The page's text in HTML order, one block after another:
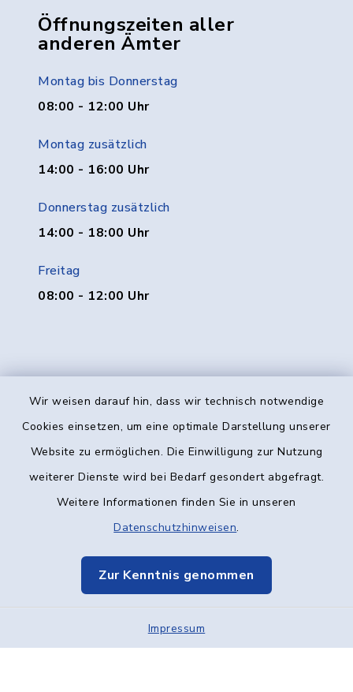
Wir weisen darauf hin, dass wir technisch notwendige
Cookies einsetzen, um eine optimale Darstellung unserer
Website zu ermöglichen. Die Einwilligung zur Nutzung
weiterer Dienste wird bei Bedarf gesondert abgefragt.
Weitere Informationen finden Sie in unseren
Datenschutzhinweisen.
Zur Kenntnis genommen
Impressum
Öffnungszeiten aller
anderen Ämter
Montag bis Donnerstag
08:00 - 12:00 Uhr
Montag zusätzlich
14:00 - 16:00 Uhr
Donnerstag zusätzlich
14:00 - 18:00 Uhr
Freitag
08:00 - 12:00 Uhr
Kontakt
Datenschutz
Elektronische Kommunikation
Sitemap